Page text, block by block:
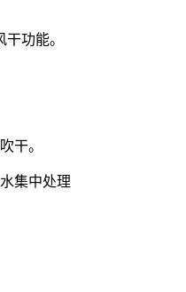
功能。
干。
集中处理